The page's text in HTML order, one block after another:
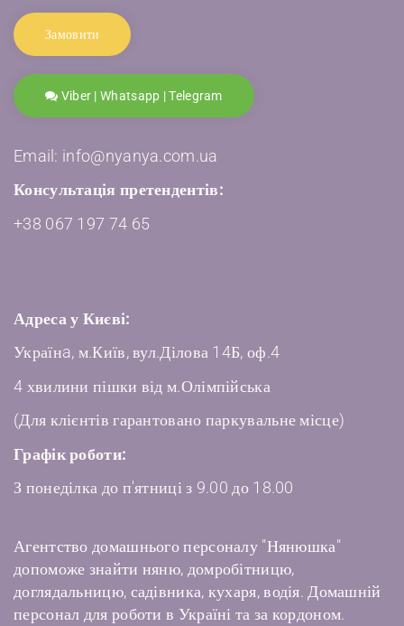
Замовити
Viber | Whatsapp | Telegram
Email: info@nyanya.com.ua
Консультація претендентів:
+38 067 197 74 65
Адреса у Києві:
Українa, м.Київ, вул.Ділова 14Б, оф.4
4 хвилини пішки від м.Олімпійська
(Для клієнтів гарантовано паркувальне місце)
Графік роботи:
З понеділка до п'ятниці з 9.00 до 18.00
Агентство домашнього персоналу "Нянюшка"
допоможе знайти няню, домробітницю,
доглядальницю, садівника, кухаря, водія. Домашній
персонал для роботи в Україні та за кордоном.